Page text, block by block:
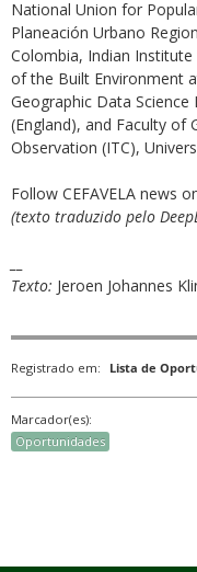
National Union for
Planeación Urbano
Colombia, Indian
of the Built Environment
Geographic Data
(England), and Faculty of
Observation (ITC),
Follow CEFAVELA news
(texto traduzido pelo
Texto: Jeroen Johannes
Registrado em: Lista de
Marcador(es):
Oportunidades